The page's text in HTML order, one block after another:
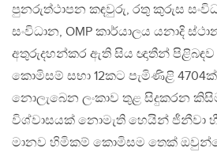
පුනරුත්ථාපන කඳවුරු, රතු කුරුස
සංවිධාන, OMP කාර්යාලය යනාදි
අතුරුදහන්කර ඇති සිය ඥාතීන් පිළිබඳව
කොමිසම් සභා 12කට පැමිණිළි
නොලැබෙන ලංකාව තුළ සිදුකරන
විශ්වාසයක් නොමැති හෙයින් ජීනීවා
මානව හිමිකම් කොමිසම තෙක්